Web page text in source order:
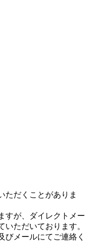
ただくことがありま
すが、ダイレクトメー
いただいております。
びメールにてご連絡く